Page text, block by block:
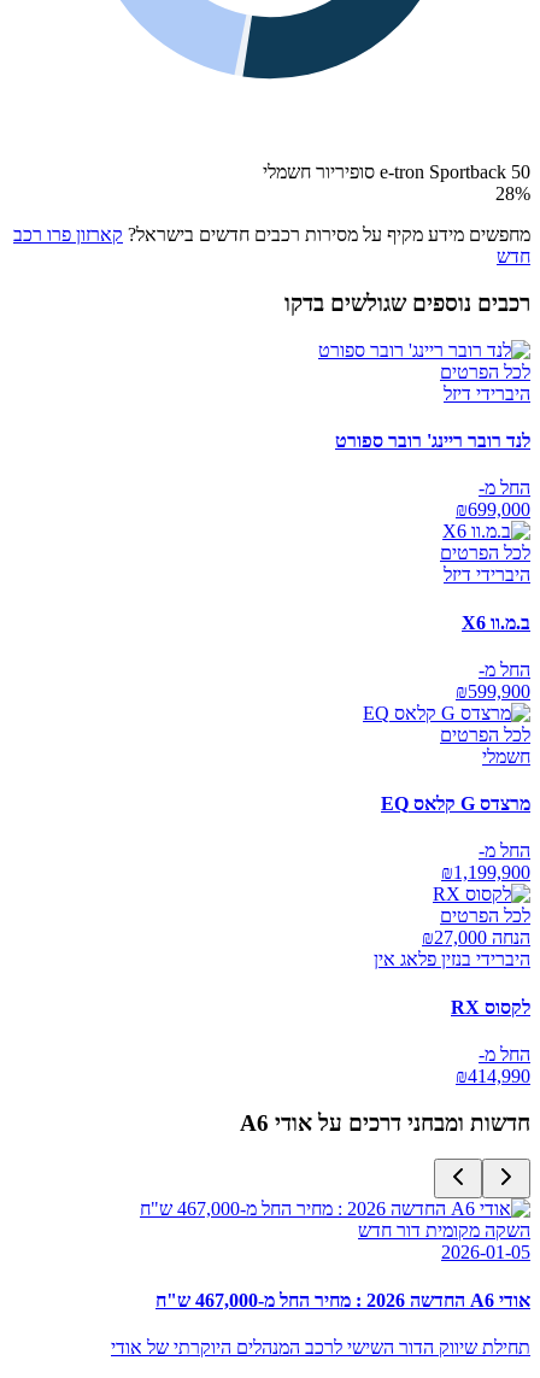
e-tron Sportback 50 סופיריור חשמלי
28%
מחפשים מידע מקיף על מסירות רכבים חדשים בישראל? קארזון פרו רכב
חדש
רכבים נוספים שגולשים בדקו
לכל הפרטים
היברידי דיזל
לנד רובר ריינג' רובר ספורט
החל מ-
₪699,000
לכל הפרטים
היברידי דיזל
ב.מ.וו X6
החל מ-
₪599,900
לכל הפרטים
חשמלי
מרצדס G קלאס EQ
החל מ-
₪1,199,900
לכל הפרטים
הנחה ₪ 27,000
היברידי בנזין פלאג אין
לקסוס RX
החל מ-
₪414,990
חדשות ומבחני דרכים עלאודי A6
השקה מקומית דור חדש
2026-01-05
אודי A6 החדשה 2026 : מחיר החל מ-467,000 ש"ח
תחילת שיווק הדור השישי לרכב המנהלים היוקרתי של אודי